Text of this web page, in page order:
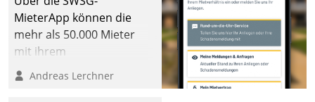
MieterApp können die
mehr als 50.000 Mieter
mit ihrem
Wohnungsunternehmen
kommunizieren, auf dem
Andreas Lerchner